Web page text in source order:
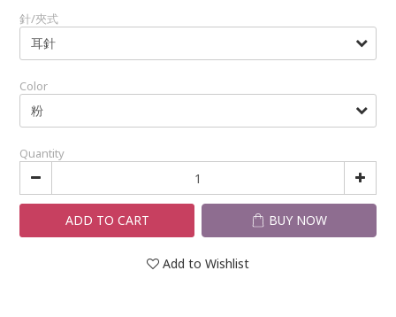
針/夾式
Color
Quantity
ADD TO CART BUY NOW
Add to Wishlist